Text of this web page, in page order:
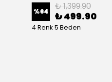
%64 ₺ 1,399.90
₺ 499.90
4 Renk 5 Beden